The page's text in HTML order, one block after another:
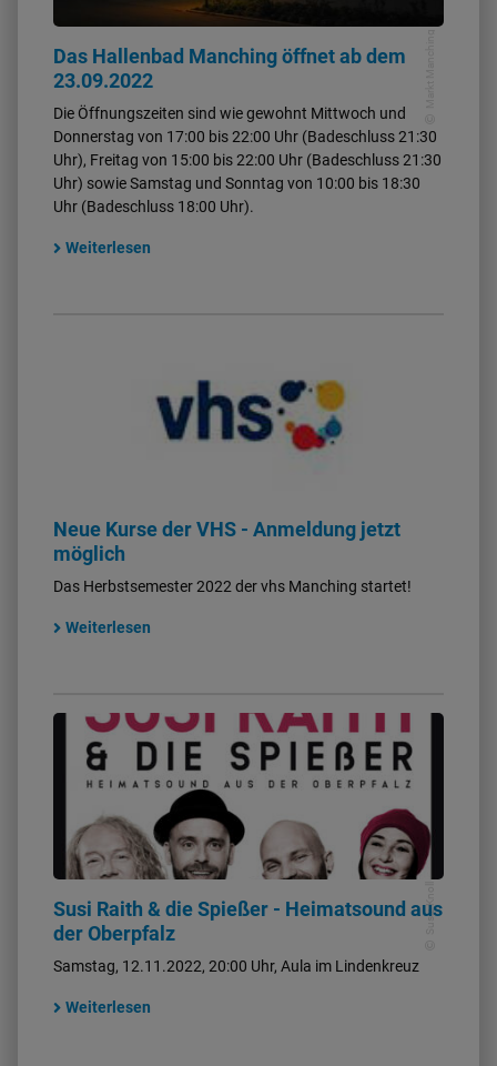
Das Hallenbad Manching öffnet ab dem
23.09.2022
Die Öffnungszeiten sind wie gewohnt Mittwoch und
Donnerstag von 17:00 bis 22:00 Uhr (Badeschluss 21:30
Uhr), Freitag von 15:00 bis 22:00 Uhr (Badeschluss 21:30
Uhr) sowie Samstag und Sonntag von 10:00 bis 18:30
Uhr (Badeschluss 18:00 Uhr).
Weiterlesen
Neue Kurse der VHS - Anmeldung jetzt
möglich
Das Herbstsemester 2022 der vhs Manching startet!
Weiterlesen
Susie Knoll
Susi Raith & die Spießer - Heimatsound aus
der Oberpfalz
Samstag, 12.11.2022, 20:00 Uhr, Aula im Lindenkreuz
Weiterlesen